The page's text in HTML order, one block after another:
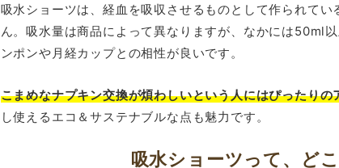
吸水ショーツは、経血を吸収させるものとして作られて
ん。吸水量は商品によって異なりますが、なかには50ml
ンポンや月経カップとの相性が良いです。
こまめなナプキン交換が煩わしいという人にはぴったりの
し使えるエコ＆サステナブルな点も魅力です。
吸水ショーツって、ど